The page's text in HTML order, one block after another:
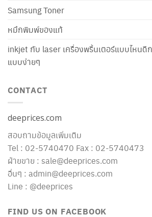
Samsung Toner
หมึกพิมพ์ของแท้
inkjet กับ laser เครื่องพริ้นเตอร์แบบไหนดี
แบบง่ายๆ
CONTACT
deeprices.com
สอบถามข้อมูลเพิ่มเติม
Tel : 02-5740470 Fax : 02-5740473
ฝ่ายขาย : sale@deeprices.com
อื่นๆ : admin@deeprices.com
Line : @deeprices
FIND US ON FACEBOOK